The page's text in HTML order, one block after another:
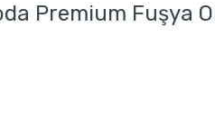
Premium Fuşya